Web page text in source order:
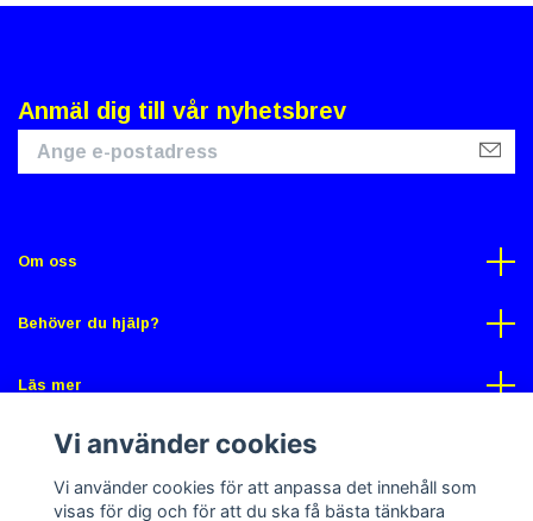
Anmäl dig till vår nyhetsbrev
Om oss
Behöver du hjälp?
Läs mer
Sociala medier
Vi använder cookies
Vi använder cookies för att anpassa det innehåll som
visas för dig och för att du ska få bästa tänkbara